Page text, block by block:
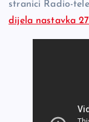
stranici Radio-
dijela nastavka